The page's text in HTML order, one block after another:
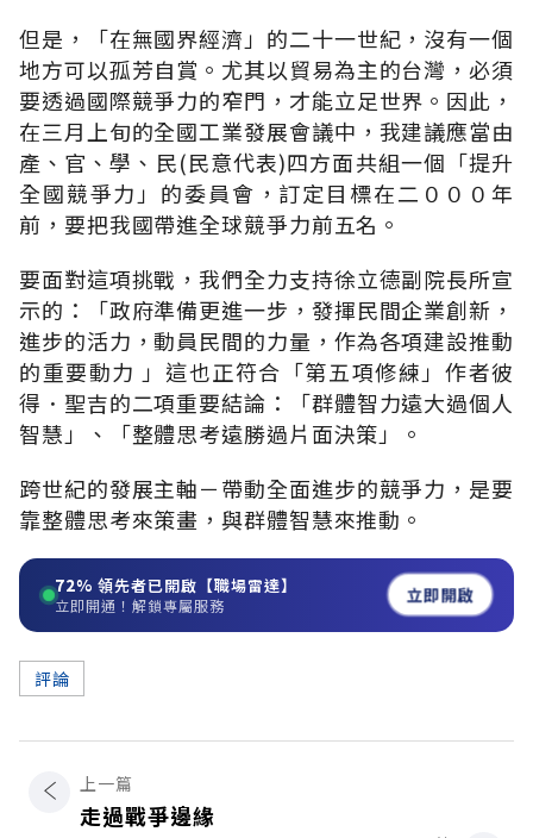
但是，「在無國界經濟」的二十一世紀，沒有一個
地方可以孤芳自賞。尤其以貿易為主的台灣，必須
要透過國際競爭力的窄門，才能立足世界。因此，
在三月上旬的全國工業發展會議中，我建議應當由
產、官、學、民(民意代表)四方面共組一個「提升
全國競爭力」的委員會，訂定目標在二０００年
前，要把我國帶進全球競爭力前五名。
要面對這項挑戰，我們全力支持徐立德副院長所宣
示的：「政府準備更進一步，發揮民間企業創新，
進步的活力，動員民間的力量，作為各項建設推動
的重要動力 」這也正符合「第五項修練」作者彼
得．聖吉的二項重要結論：「群體智力遠大過個人
智慧」、「整體思考遠勝過片面決策」。
跨世紀的發展主軸－帶動全面進步的競爭力，是要
靠整體思考來策畫，與群體智慧來推動。
72% 領先者已開啟【職場雷達】
立即開通！解鎖專屬服務 立即開啟
評論
上一篇
走過戰爭邊緣